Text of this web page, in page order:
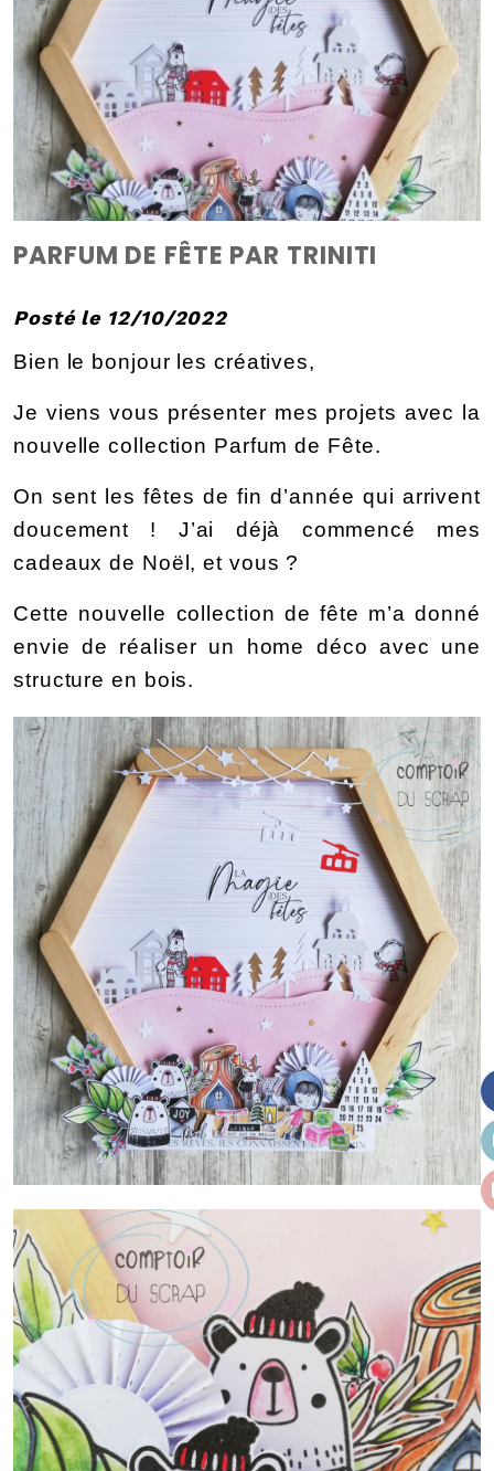
PARFUM DE FÊTE PAR TRINITI
Posté le 12/10/2022
Bien le bonjour les créatives,
Je viens vous présenter mes projets avec la
nouvelle collection Parfum de Fête.
On sent les fêtes de fin d’année qui arrivent
doucement ! J’ai déjà commencé mes
cadeaux de Noël, et vous ?
Cette nouvelle collection de fête m’a donné
envie de réaliser un home déco avec une
structure en bois.